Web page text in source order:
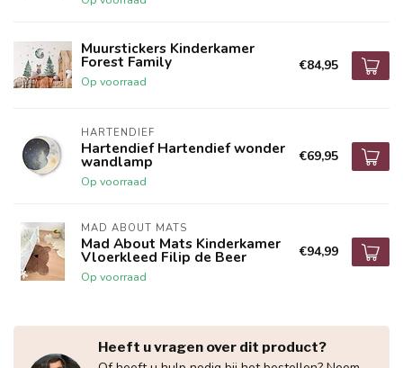
Muurstickers Kinderkamer
Forest Family
Op voorraad
€84,95
HARTENDIEF
Hartendief Hartendief wonder
wandlamp
Op voorraad
€69,95
MAD ABOUT MATS
Mad About Mats Kinderkamer
Vloerkleed Filip de Beer
Op voorraad
€94,99
Heeft u vragen over dit product?